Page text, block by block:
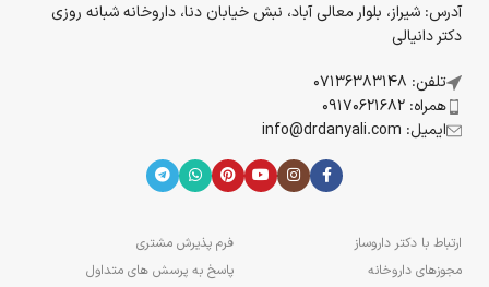
آدرس: شیراز، بلوار معالی آباد، نبش خیابان دنا، داروخانه شبانه روزی
دکتر دانیالی
تلفن: 07136383148
همراه: 09170621682
ایمیل: info@drdanyali.com
ارتباط با دکتر داروساز
مجوزهای داروخانه
فرم پذیرش مشتری
پاسخ به پرسش های متداول